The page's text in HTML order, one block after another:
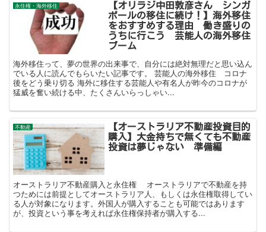
永住権・海外移住
【オリラジ中田敦彦さん シンガ
ポールの移住に続け！】海外移住
をおすすめする理由 働き盛りの
うちに行こう 芸能人の海外移住
ブーム
海外移住って、夢の世界の出来事で、自分には絶対無理だと思い込ん
でいる人に読んでもらいたい記事です。 芸能人の海外移住 コロナ
後をどう乗り切る 海外に移住する芸能人や有名人が昨今のコロナが
猛威を奮い続ける中、たくさんいらっしゃい...
不動産
【オーストラリア不動産投資目的
購入】大金持ちで無くても不動産
投資は夢じゃない 準備編
オーストラリア不動産購入と永住権 オーストラリアで不動産を持
つためには前提としてオーストラリア人、もしくは永住権取得してい
る人が対象になります。外国人が購入することも可能ではあります
が、投資という事を考えれば永住権保持者が購入する...